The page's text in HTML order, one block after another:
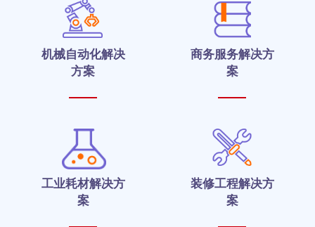
机械自动化解决
方案
商务服务解决方
案
工业耗材解决方
案
装修工程解决方
案